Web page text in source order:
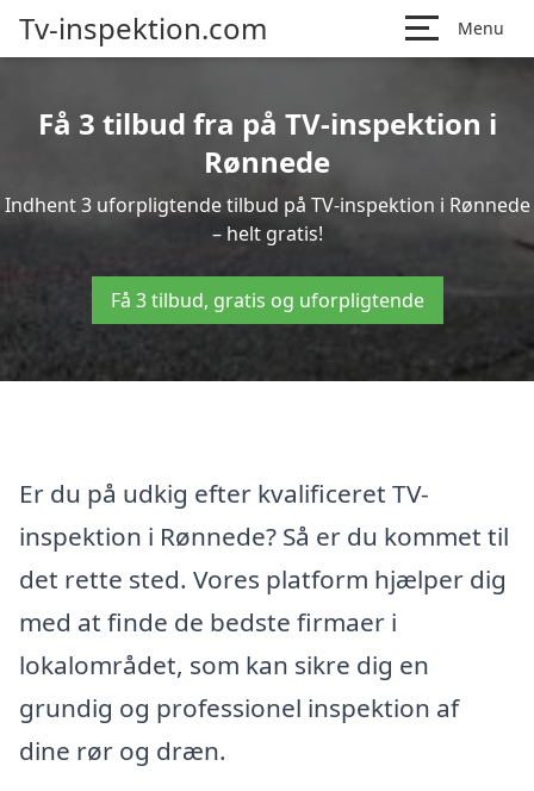
Tv-inspektion.com Menu
Få 3 tilbud fra på TV-inspektion i
Rønnede
Indhent 3 uforpligtende tilbud på TV-inspektion i Rønnede
– helt gratis!
Få 3 tilbud, gratis og uforpligtende
Er du på udkig efter kvalificeret TV-
inspektion i Rønnede? Så er du kommet til
det rette sted. Vores platform hjælper dig
med at finde de bedste firmaer i
lokalområdet, som kan sikre dig en
grundig og professionel inspektion af
dine rør og dræn.